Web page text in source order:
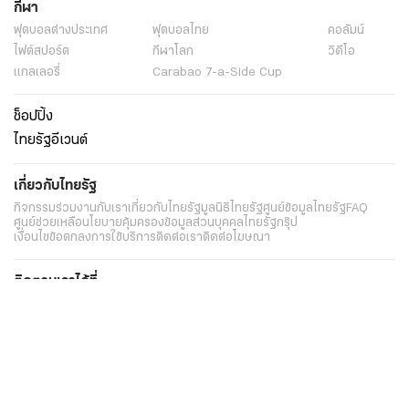
กีฬา
ฟุตบอลต่่างประเทศ ฟุตบอลไทย
คอลัมน์
ไฟต์สปอร์ต
กีฬาโลก
วิดีโอ
แกลเลอรี่
Carabao 7-a-Side Cup
ช็อปปิ้ง
ไทยรัฐอีเวนต์
เกี่ยวกับไทยรัฐ
กิจกรรมร่วมงานกับเราเกี่ยวกับไทยรัฐมูลนิธิไทยรัฐศูนย์ข้อมูลไทยรัฐFAQ
ศูนย์ช่วยเหลือนโยบายคุ้มครองข้อมูลส่วนบุคคลไทยรัฐกรุ๊ป
เงื่อนไขข้อตกลงการใช้บริการติดต่อเราติดต่อโฆษณา
ติดตามเราได้ที่